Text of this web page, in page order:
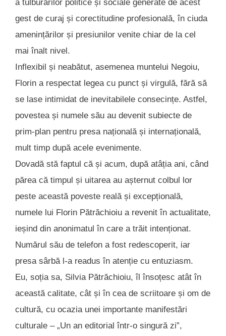
a tulburărilor politice și sociale generate de acest
gest de curaj și corectitudine profesională, în ciuda
amenințărilor și presiunilor venite chiar de la cel
mai înalt nivel.
Inflexibil și neabătut, asemenea muntelui Negoiu,
Florin a respectat legea cu punct și virgulă, fără să
se lase intimidat de inevitabilele consecințe. Astfel,
povestea și numele său au devenit subiecte de
prim-plan pentru presa națională și internațională,
mult timp după acele evenimente.
Dovadă stă faptul că și acum, după atâția ani, când
părea că timpul și uitarea au așternut colbul lor
peste această poveste reală și excepțională,
numele lui Florin Pătrăchioiu a revenit în actualitate,
ieșind din anonimatul în care a trăit intenționat.
Numărul său de telefon a fost redescoperit, iar
presa sârbă l-a readus în atenție cu entuziasm.
Eu, soția sa, Silvia Pătrăchioiu, îl însoțesc atât în
această calitate, cât și în cea de scriitoare și om de
cultură, cu ocazia unei importante manifestări
culturale – „Un an editorial într-o singură zi”,